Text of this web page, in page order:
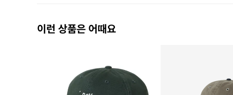
이런 상품은 어때요